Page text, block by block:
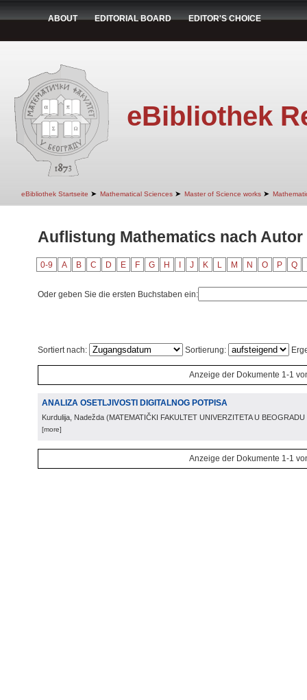
ABOUT EDITORIAL BOARD EDITOR'S CHOICE
eBibliothek
eBibliothek Startseite ➤ Mathematical Sciences ➤ Master of Science works ➤
Auflistung Mathematics nach
0-9 A B C D E F G H J K L M N O P Q
Oder geben Sie die ersten Buchstaben ein:
Sortiert nach: Sortierung:
Anzeige der Dokumente 1-1
ANALIZA OSETLJIVOSTI DIGITALNOG POTPISA
Kurdulija, Nadežda (MATEMATIČKI FAKULTET UNIVERZITETA U BEOGRADU
[more]
Anzeige der Dokumente 1-1